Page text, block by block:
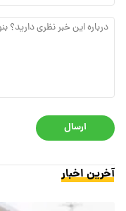
ارسال
آخرین اخبار